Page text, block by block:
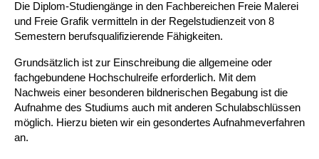
Die Diplom-Studiengänge in den Fachbereichen Freie Malerei
und Freie Grafik vermitteln in der Regelstudienzeit von 8
Semestern berufsqualifizierende Fähigkeiten.
Grundsätzlich ist zur Einschreibung die allgemeine oder
fachgebundene Hochschulreife erforderlich. Mit dem
Nachweis einer besonderen bildnerischen Begabung ist die
Aufnahme des Studiums auch mit anderen Schulabschlüssen
möglich. Hierzu bieten wir ein gesondertes Aufnahmeverfahren
an.